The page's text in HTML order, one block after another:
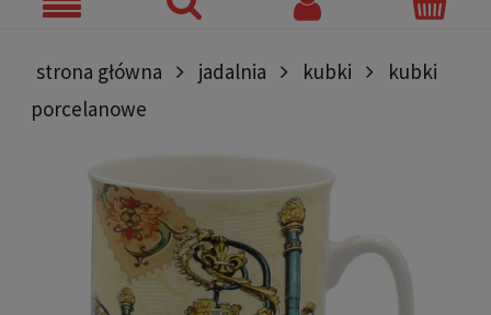
strona główna jadalnia kubki
kubki
porcelanowe